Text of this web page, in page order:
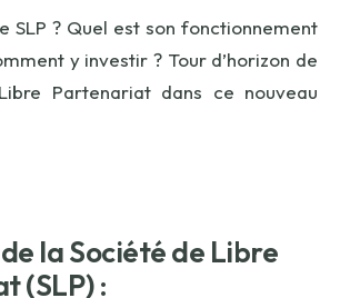
SLP ? Quel est son fonctionnement
y investir ? Tour d’horizon de
Partenariat dans ce nouveau
la Société de Libre
(SLP) :